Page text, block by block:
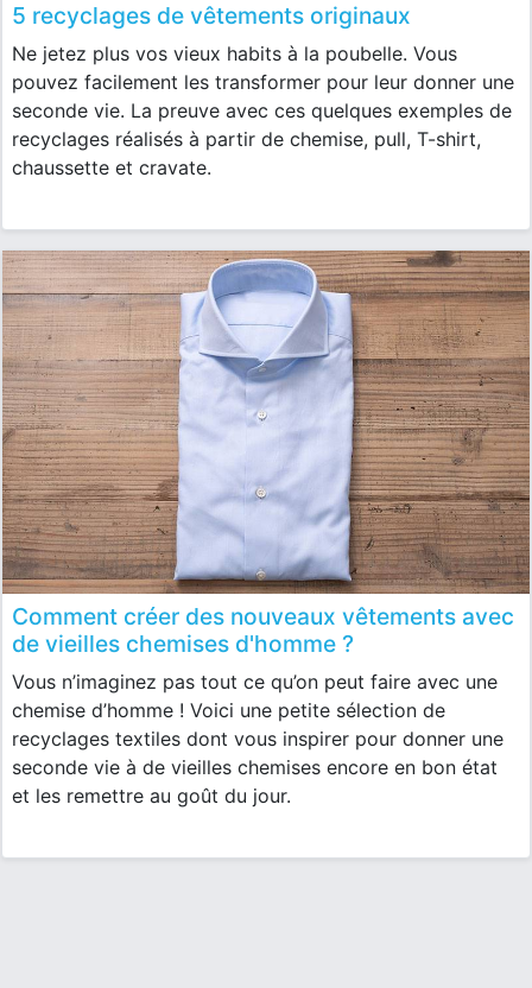
5 recyclages de vêtements originaux
Ne jetez plus vos vieux habits à la poubelle. Vous
pouvez facilement les transformer pour leur donner une
seconde vie. La preuve avec ces quelques exemples de
recyclages réalisés à partir de chemise, pull, T-shirt,
chaussette et cravate.
Comment créer des nouveaux vêtements avec
de vieilles chemises d'homme ?
Vous n’imaginez pas tout ce qu’on peut faire avec une
chemise d’homme ! Voici une petite sélection de
recyclages textiles dont vous inspirer pour donner une
seconde vie à de vieilles chemises encore en bon état
et les remettre au goût du jour.